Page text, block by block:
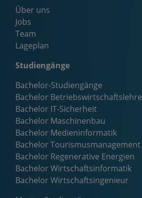
Über uns
Jobs
Team
Lageplan
Studiengänge
Bachelor-Studiengänge
Bachelor Betriebswirtschaftslehre
Bachelor IT-Sicherheit
Bachelor Maschinenbau
Bachelor Medieninformatik
Bachelor Tourismusmanagement
Bachelor Regenerative Energien
Bachelor Wirtschaftsinformatik
Bachelor Wirtschaftsingenieur